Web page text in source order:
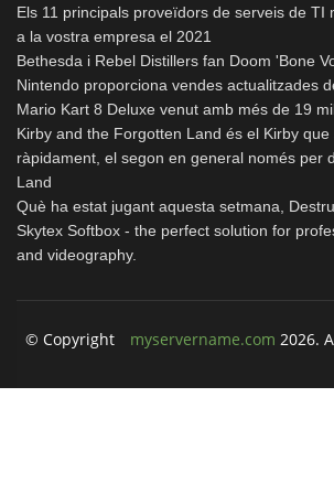
Els 11 principals proveïdors de serveis de TI
a la vostra empresa el 2021
Bethesda i Rebel Distillers fan Doom 'Bone
Nintendo proporciona vendes actualitzades
Mario Kart 8 Deluxe venut amb més de 19
Kirby and the Forgotten Land és el Kirby
ràpidament, el segon en general només per
Land
Què ha estat jugant aquesta setmana,
Skytex Softbox - the perfect solution for
and videography.
© Copyright myservername.com 2026.